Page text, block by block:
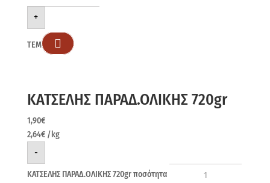
+
ΤΕΜ 
ΚΑΤΣΕΛΗΣ ΠΑΡΑΔ.ΟΛΙΚΗΣ 720gr
1,90€
2,64€ /kg
-
ΚΑΤΣΕΛΗΣ ΠΑΡΑΔ.ΟΛΙΚΗΣ 720gr ποσότητα